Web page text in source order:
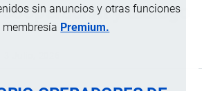
sin anuncios y otras funciones
Premium.
y diálogo